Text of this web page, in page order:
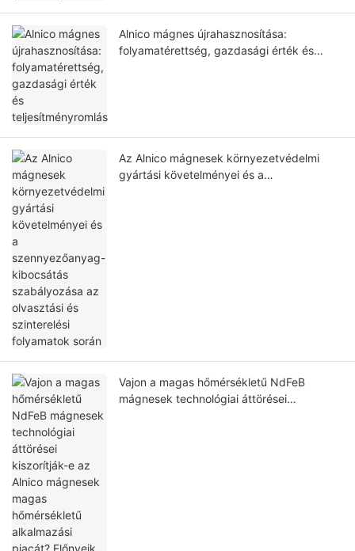
Alnico mágnes újrahasznosítása:
folyamatérettség, gazdasági érték és
Az Alnico mágnesek környezetvédelmi
gyártási követelményei és a
Vajon a magas hőmérsékletű NdFeB
mágnesek technológiai áttörései